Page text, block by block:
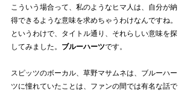
こういう場合って、私のようなヒマ人は、自分が納
得できるような意味を求めちゃうわけなんですね。
というわけで、タイトル通り、それらしい意味を探
してみました。 ブルーハーツです。
スピッツのボーカル、草野マサムネは、ブルーハー
ツに憧れていたことは、ファンの間では有名な話で